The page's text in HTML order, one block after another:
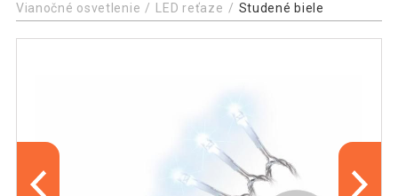
Vianočné osvetlenie
LED reťaze Studené biele